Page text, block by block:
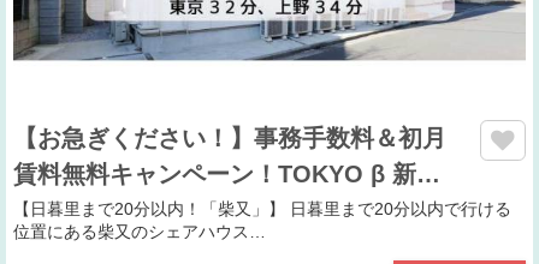
【お急ぎください！】事務手数料＆初月
賃料無料キャンペーン！TOKYO β 新…
【日暮里まで20分以内！「柴又」】 日暮里まで20分以内で行ける
位置にある柴又のシェアハウス…